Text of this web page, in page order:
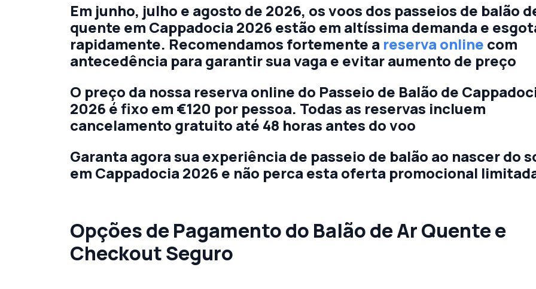
Em junho, julho e agosto de 2026, os voos dos passeios de balão
quente em Cappadocia 2026 estão em altíssima demanda e
rapidamente. Recomendamos fortemente a reserva online com
antecedência para garantir sua vaga e evitar aumento de preço
O preço da nossa reserva online do Passeio de Balão de
2026 é fixo em €120 por pessoa. Todas as reservas incluem
cancelamento gratuito até 48 horas antes do voo
Garanta agora sua experiência de passeio de balão ao nascer do
em Cappadocia 2026 e não perca esta oferta promocional
Opções de Pagamento do Balão de Ar Quente e
Checkout Seguro